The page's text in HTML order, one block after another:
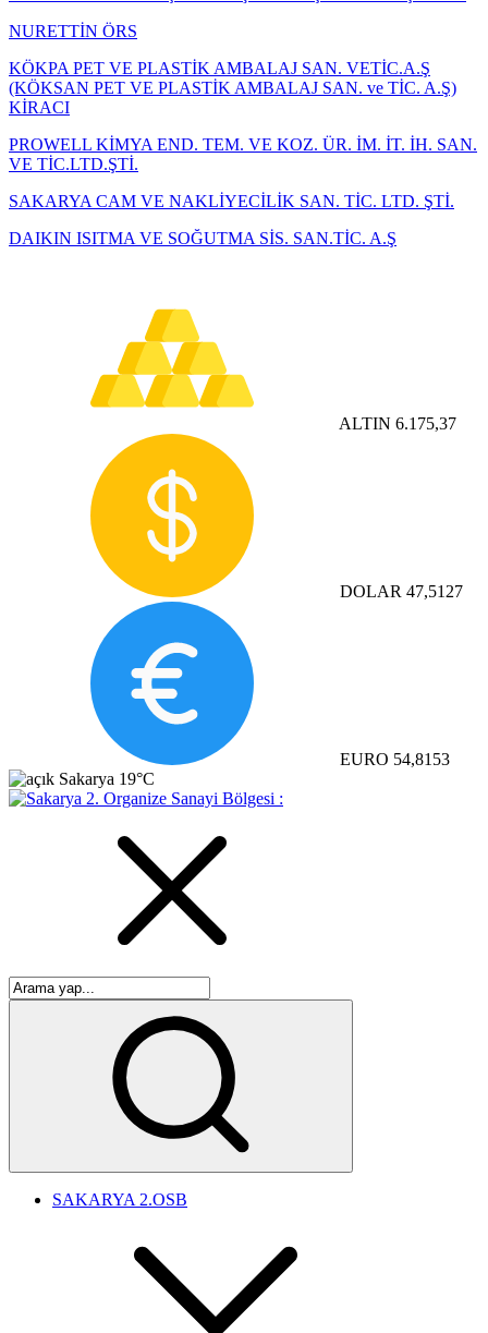
NURETTİN ÖRS
KÖKPA PET VE PLASTİK AMBALAJ SAN. VETİC.A.Ş
(KÖKSAN PET VE PLASTİK AMBALAJ SAN. ve TİC. A.Ş)
KİRACI
PROWELL KİMYA END. TEM. VE KOZ. ÜR. İM. İT. İH. SAN.
VE TİC.LTD.ŞTİ.
SAKARYA CAM VE NAKLİYECİLİK SAN. TİC. LTD. ŞTİ.
DAIKIN ISITMA VE SOĞUTMA SİS. SAN.TİC. A.Ş
ALTIN 6.175,37
DOLAR 47,5127
EURO 54,8153
Sakarya 19°C
SAKARYA 2.OSB